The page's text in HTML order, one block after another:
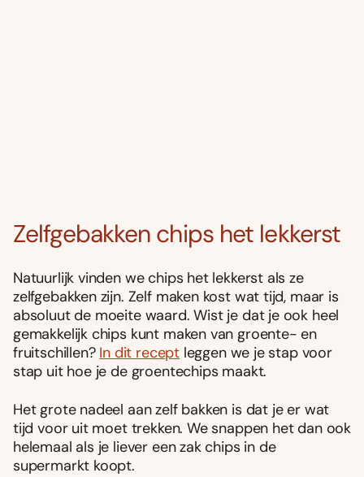
Zelfgebakken chips het lekkerst
Natuurlijk vinden we chips het lekkerst als ze
zelfgebakken zijn. Zelf maken kost wat tijd, maar is
absoluut de moeite waard. Wist je dat je ook heel
gemakkelijk chips kunt maken van groente- en
fruitschillen? In dit receptleggen we je stap voor
stap uit hoe je de groentechips maakt.
Het grote nadeel aan zelf bakken is dat je er wat
tijd voor uit moet trekken. We snappen het dan ook
helemaal als je liever een zak chips in de
supermarkt koopt.